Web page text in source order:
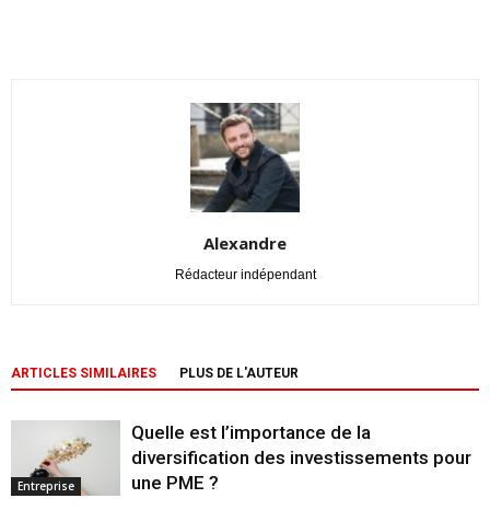
Alexandre
Rédacteur indépendant
ARTICLES SIMILAIRES PLUS DE L'AUTEUR
Entreprise
Quelle est l’importance de la
diversification des investissements pour
une PME ?